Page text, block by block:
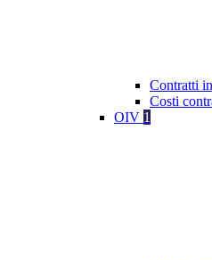
Contratti
Costi
OIV 1